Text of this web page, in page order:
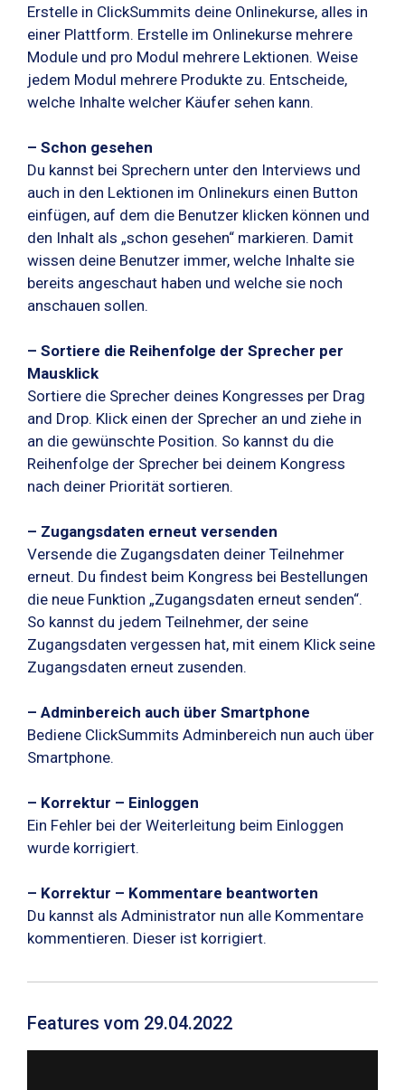
Erstelle in ClickSummits deine Onlinekurse, alles in
einer Plattform. Erstelle im Onlinekurse mehrere
Module und pro Modul mehrere Lektionen. Weise
jedem Modul mehrere Produkte zu. Entscheide,
welche Inhalte welcher Käufer sehen kann.
– Schon gesehen
Du kannst bei Sprechern unter den Interviews und
auch in den Lektionen im Onlinekurs einen Button
einfügen, auf dem die Benutzer klicken können und
den Inhalt als „schon gesehen“ markieren. Damit
wissen deine Benutzer immer, welche Inhalte sie
bereits angeschaut haben und welche sie noch
anschauen sollen.
– Sortiere die Reihenfolge der Sprecher per
Mausklick
Sortiere die Sprecher deines Kongresses per Drag
and Drop. Klick einen der Sprecher an und ziehe in
an die gewünschte Position. So kannst du die
Reihenfolge der Sprecher bei deinem Kongress
nach deiner Priorität sortieren.
– Zugangsdaten erneut versenden
Versende die Zugangsdaten deiner Teilnehmer
erneut. Du findest beim Kongress bei Bestellungen
die neue Funktion „Zugangsdaten erneut senden“.
So kannst du jedem Teilnehmer, der seine
Zugangsdaten vergessen hat, mit einem Klick seine
Zugangsdaten erneut zusenden.
– Adminbereich auch über Smartphone
Bediene ClickSummits Adminbereich nun auch über
Smartphone.
– Korrektur – Einloggen
Ein Fehler bei der Weiterleitung beim Einloggen
wurde korrigiert.
– Korrektur – Kommentare beantworten
Du kannst als Administrator nun alle Kommentare
kommentieren. Dieser ist korrigiert.
Features vom 29.04.2022